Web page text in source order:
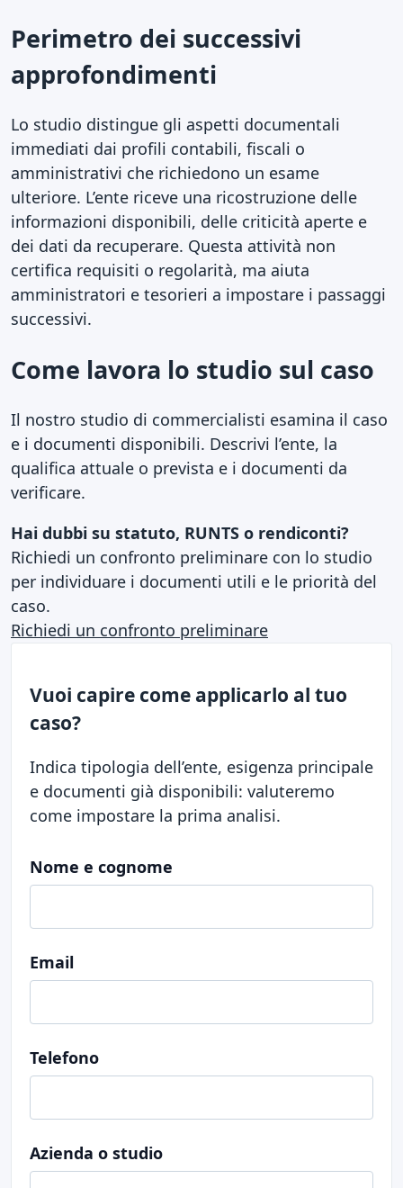
Perimetro dei successivi
approfondimenti
Lo studio distingue gli aspetti documentali
immediati dai profili contabili, fiscali o
amministrativi che richiedono un esame
ulteriore. L’ente riceve una ricostruzione delle
informazioni disponibili, delle criticità aperte e
dei dati da recuperare. Questa attività non
certifica requisiti o regolarità, ma aiuta
amministratori e tesorieri a impostare i passaggi
successivi.
Come lavora lo studio sul caso
Il nostro studio di commercialisti esamina il caso
e i documenti disponibili. Descrivi l’ente, la
qualifica attuale o prevista e i documenti da
verificare.
Hai dubbi su statuto, RUNTS o rendiconti?
Richiedi un confronto preliminare con lo studio
per individuare i documenti utili e le priorità del
caso.
Richiedi un confronto preliminare
Vuoi capire come applicarlo al tuo
caso?
Indica tipologia dell’ente, esigenza principale
e documenti già disponibili: valuteremo
come impostare la prima analisi.
Nome e cognome
Email
Telefono
Azienda o studio